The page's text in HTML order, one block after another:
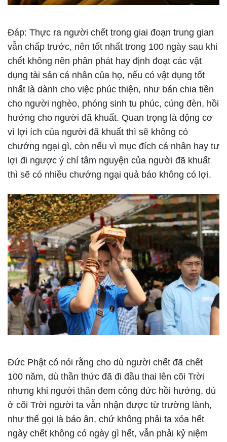
Đáp: Thực ra người chết trong giai đoạn trung gian
vẫn chấp trước, nên tốt nhất trong 100 ngày sau khi
chết không nên phân phát hay định đoạt các vật
dụng tài sản cá nhân của họ, nếu có vật dụng tốt
nhất là dành cho việc phúc thiện, như bán chia tiền
cho người nghèo, phóng sinh tu phúc, cúng đèn, hồi
hướng cho người đã khuất. Quan trọng là động cơ
vì lợi ích của người đã khuất thì sẽ không có
chướng ngại gì, còn nếu vì mục đích cá nhân hay tư
lợi đi ngược ý chí tâm nguyện của người đã khuất
thì sẽ có nhiều chướng ngại quả báo không có lợi.
Đức Phật có nói rằng cho dù người chết đã chết
100 năm, dù thần thức đã đi đầu thai lên cõi Trời
nhưng khi người thân đem công đức hồi hướng, dù
ở cõi Trời người ta vẫn nhận được từ trường lành,
như thế gọi là báo ân, chứ không phải ta xóa hết
ngày chết không có ngày gì hết, vẫn phải kỷ niệm